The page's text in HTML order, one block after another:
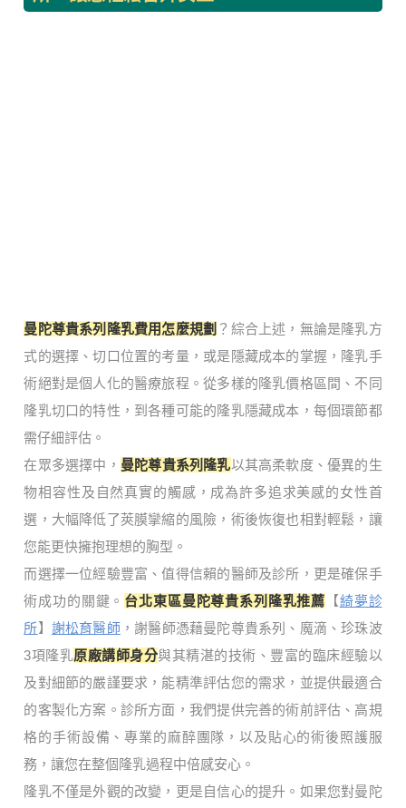
曼陀尊貴系列隆乳費用怎麼規劃 ？綜合上述，無論是隆乳方
式的選擇、切口位置的考量，或是隱藏成本的掌握，隆乳手
術絕對是個人化的醫療旅程。從多樣的隆乳價格區間、不同
隆乳切口的特性，到各種可能的隆乳隱藏成本，每個環節都
需仔細評估。
在眾多選擇中， 曼陀尊貴系列隆乳以其高柔軟度、優異的生
物相容性及自然真實的觸感，成為許多追求美感的女性首
選，大幅降低了莢膜攣縮的風險，術後恢復也相對輕鬆，讓
您能更快擁抱理想的胸型。
而選擇一位經驗豐富、值得信賴的醫師及診所，更是確保手
術成功的關鍵。 台北東區曼陀尊貴系列隆乳推薦 【綺夢診
所】 謝松育醫師 ，謝醫師憑藉曼陀尊貴系列、魔滴、珍珠波
3項隆乳原廠講師身分與其精湛的技術、豐富的臨床經驗以
及對細節的嚴謹要求，能精準評估您的需求，並提供最適合
的客製化方案。診所方面，我們提供完善的術前評估、高規
格的手術設備、專業的麻醉團隊，以及貼心的術後照護服
務，讓您在整個隆乳過程中倍感安心。
隆乳不僅是外觀的改變，更是自信心的提升。如果您對曼陀